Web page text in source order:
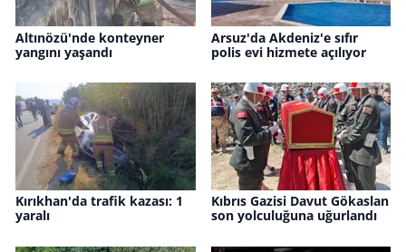
Altınözü'nde konteyner
yangını yaşandı
Arsuz'da Akdeniz'e sıfır
polis evi hizmete açılıyor
Kırıkhan'da trafik kazası: 1
yaralı
Kıbrıs Gazisi Davut Gökaslan
son yolculuğuna uğurlandı